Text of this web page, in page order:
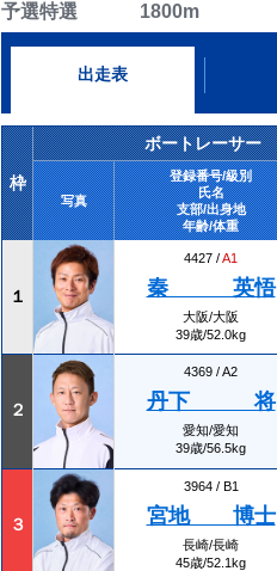
予選特選 1800m
出走表
枠
ボートレーサー
写真
登録番号/級別
氏名
支部/出身地
年齢/体重
１
4427 /A1
秦 英悟
大阪/大阪
39歳/52.0kg
２
4369 /A2
丹下 将
愛知/愛知
39歳/56.5kg
３
3964 / B1
宮地 博士
長崎/長崎
45歳/52.1kg